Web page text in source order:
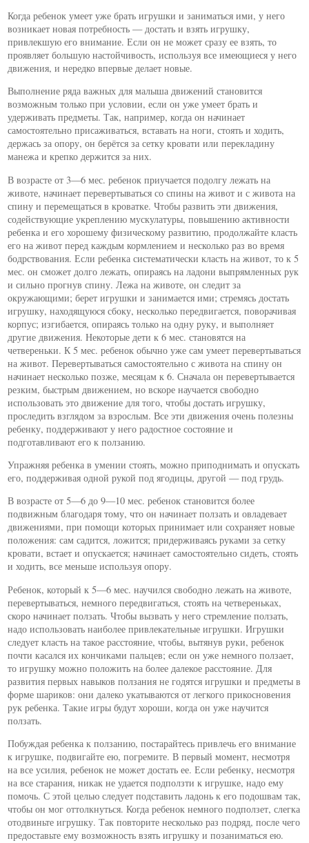
Когда ребенок умеет уже брать игрушки и заниматься ими, у него
возникает новая потребность — достать и взять игрушку,
привлекшую его внимание. Если он не может сразу ее взять, то
проявляет большую настойчивость, используя все имеющиеся у него
движения, и нередко впервые делает новые.
Выполнение ряда важных для малыша движений становится
возможным только при условии, если он уже умеет брать и
удерживать предметы. Так, например, когда он начинает
самостоятельно присаживаться, вставать на ноги, стоять и ходить,
держась за опору, он берётся за сетку кровати или перекладину
манежа и крепко держится за них.
В возрасте от 3—6 мес. ребенок приучается подолгу лежать на
животе, начинает перевертываться со спины на живот и с живота на
спину и перемещаться в кроватке. Чтобы развить эти движения,
содействующие укреплению мускулатуры, повышению активности
ребенка и его хорошему физическому развитию, продолжайте класть
его на живот перед каждым кормлением и несколько раз во время
бодрствования. Если ребенка систематически класть на живот, то к 5
мес. он сможет долго лежать, опираясь на ладони выпрямленных рук
и сильно прогнув спину. Лежа на животе, он следит за
окружающими; берет игрушки и занимается ими; стремясь достать
игрушку, находящуюся сбоку, несколько передвигается, поворачивая
корпус; изгибается, опираясь только на одну руку, и выполняет
другие движения. Некоторые дети к 6 мес. становятся на
четвереньки. К 5 мес. ребенок обычно уже сам умеет перевертываться
на живот. Перевертываться самостоятельно с живота на спину он
начинает несколько позже, месяцам к 6. Сначала он перевертывается
резким, быстрым движением, но вскоре научается свободно
использовать это движение для того, чтобы достать игрушку,
проследить взглядом за взрослым. Все эти движения очень полезны
ребенку, поддерживают у него радостное состояние и
подготавливают его к ползанию.
Упражняя ребенка в умении стоять, можно приподнимать и опускать
его, поддерживая одной рукой под ягодицы, другой — под грудь.
В возрасте от 5—6 до 9—10 мес. ребенок становится более
подвижным благодаря тому, что он начинает ползать и овладевает
движениями, при помощи которых принимает или сохраняет новые
положения: сам садится, ложится; придерживаясь руками за сетку
кровати, встает и опускается; начинает самостоятельно сидеть, стоять
и ходить, все меньше используя опору.
Ребенок, который к 5—6 мес. научился свободно лежать на животе,
перевертываться, немного передвигаться, стоять на четвереньках,
скоро начинает ползать. Чтобы вызвать у него стремление ползать,
надо использовать наиболее привлекательные игрушки. Игрушки
следует класть на такое расстояние, чтобы, вытянув руки, ребенок
почти касался их кончиками пальцев; если он уже немного ползает,
то игрушку можно положить на более далекое расстояние. Для
развития первых навыков ползания не годятся игрушки и предметы в
форме шариков: они далеко укатываются от легкого прикосновения
рук ребенка. Такие игры будут хороши, когда он уже научится
ползать.
Побуждая ребенка к ползанию, постарайтесь привлечь его внимание
к игрушке, подвигайте ею, погремите. В первый момент, несмотря
на все усилия, ребенок не может достать ее. Если ребенку, несмотря
на все старания, никак не удается подползти к игрушке, надо ему
помочь. С этой целью следует подставить ладонь к его подошвам так,
чтобы он мог оттолкнуться. Когда ребенок немного подползет, слегка
отодвиньте игрушку. Так повторите несколько раз подряд, после чего
предоставьте ему возможность взять игрушку и позаниматься ею.